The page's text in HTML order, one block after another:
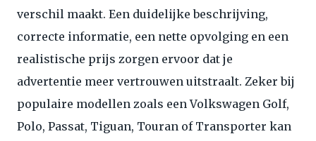
verschil maakt. Een duidelijke beschrijving,
correcte informatie, een nette opvolging en een
realistische prijs zorgen ervoor dat je
advertentie meer vertrouwen uitstraalt. Zeker bij
populaire modellen zoals een Volkswagen Golf,
Polo, Passat, Tiguan, Touran of Transporter kan